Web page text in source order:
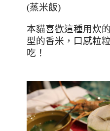
(蒸米飯)
本貓喜歡這種用炊
型的香米，口感粒
吃！